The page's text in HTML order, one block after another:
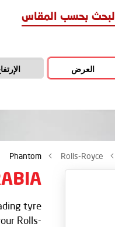
البحث بحسب المقاس
العرض
Rolls-Royce
Phantom
tyre
Rolls-